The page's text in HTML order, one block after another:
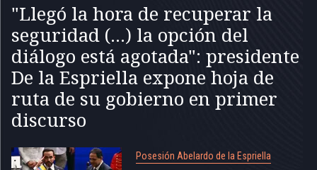
"Llegó la hora de recuperar la
seguridad (...) la opción del
diálogo está agotada": presidente
De la Espriella expone hoja de
ruta de su gobierno en primer
discurso
Posesión Abelardo de la Espriella